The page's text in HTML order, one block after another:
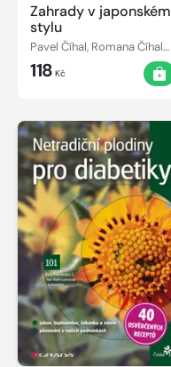
Zahrady v japonském
stylu
Pavel Číhal, Romana Číhalová
118 Kč